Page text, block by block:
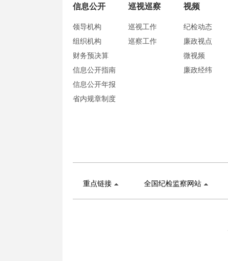
信息公开
领导机构
组织机构
财务预决算
信息公开指南
信息公开年报
省内规章制度
巡视巡察
巡视工作
巡察工作
视频
纪检动态
廉政视点
微视频
廉政经纬
重点链接 全国纪检监察网站